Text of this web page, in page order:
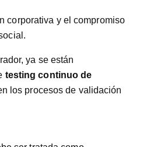
corporativa y el compromiso
ya se están
testing continuo de
los procesos de validación